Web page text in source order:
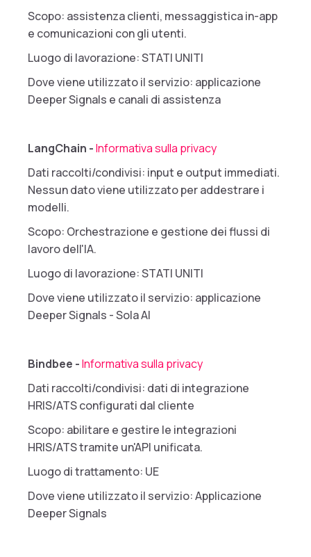
Scopo: assistenza clienti, messaggistica in-app
e comunicazioni con gli utenti.
Luogo di lavorazione: STATI UNITI
Dove viene utilizzato il servizio: applicazione
Deeper Signals e canali di assistenza
LangChain -Informativa sulla privacy
Dati raccolti/condivisi: input e output immediati.
Nessun dato viene utilizzato per addestrare i
modelli.
Scopo: Orchestrazione e gestione dei flussi di
lavoro dell'IA.
Luogo di lavorazione: STATI UNITI
Dove viene utilizzato il servizio: applicazione
Deeper Signals - Sola AI
Bindbee -Informativa sulla privacy
Dati raccolti/condivisi: dati di integrazione
HRIS/ATS configurati dal cliente
Scopo: abilitare e gestire le integrazioni
HRIS/ATS tramite un'API unificata.
Luogo di trattamento: UE
Dove viene utilizzato il servizio: Applicazione
Deeper Signals